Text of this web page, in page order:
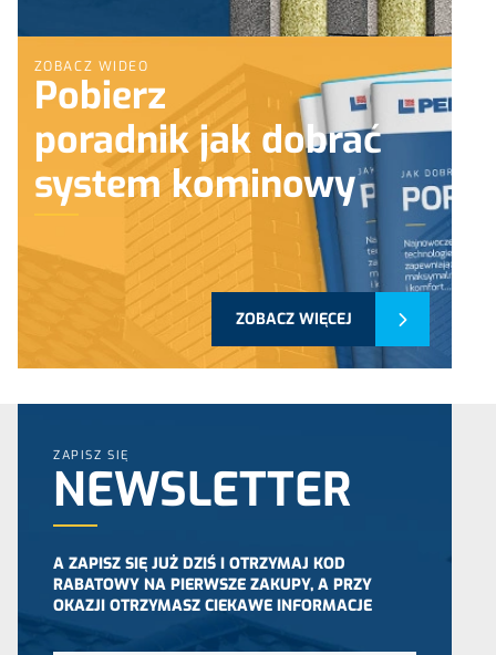
ZOBACZ WIDEO
Pobierz
poradnik jak dobrać
system kominowy
ZOBACZ WIĘCEJ
ZAPISZ SIĘ
NEWSLETTER
A ZAPISZ SIĘ JUŻ DZIŚ I OTRZYMAJ KOD
RABATOWY NA PIERWSZE ZAKUPY, A PRZY
OKAZJI OTRZYMASZ CIEKAWE INFORMACJE